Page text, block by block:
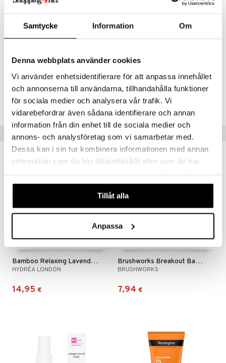
Samtycke Information Om
Denna webbplats använder cookies
Vi använder enhetsidentifierare för att anpassa innehållet
och annonserna till användarna, tillhandahålla funktioner
för sociala medier och analysera vår trafik. Vi
vidarebefordrar även sådana identifierare och annan
information från din enhet till de sociala medier och
annons- och analysföretag som vi samarbetar med.
Dessa kan i sin tur kombinera informationen med annan
information som du har tillhandahållit eller som de har
våra cookies vid fortsatt användande av vår webbplats.
Tillåt alla
Anpassa
LEVULINATE, SODIUM HYDROXIDE, CITRIC ACID, PRUNUS
DEHYDROACETIC ACID, PHENOXYETHANOL, ALOE
LINALOOL, BENZYL SALICYLATE [N4202/A].
Tuotenumero
CNU13-QX-50-XX-XX
Suositut tuotteet
Bamboo Relaxing Lavender Eye Pillow
HYDRÉA LONDON
14,95 €
Brushworks Breakout Barrier Spot Patches
BRUSHWORKS
7,94 €